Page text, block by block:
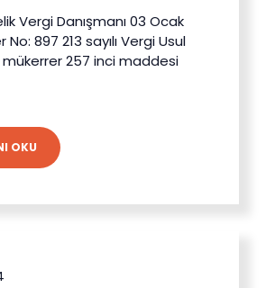
Vergi Danışmanı 03 Ocak
No: 897 213 sayılı Vergi Usul
257 inci maddesi
OKU